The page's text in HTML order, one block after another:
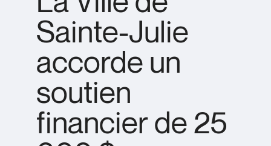
Sainte-Julie
accorde un
soutien
financier de 25